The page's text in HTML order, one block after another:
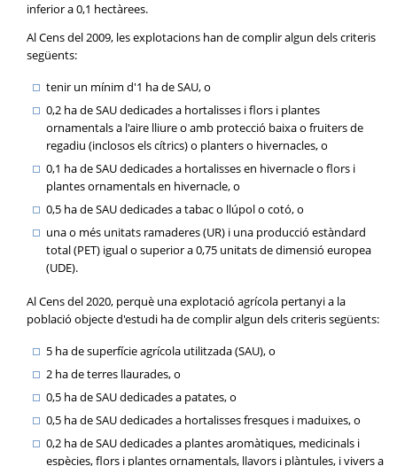
inferior a 0,1 hectàrees.
Al Cens del 2009, les explotacions han de complir algun dels criteris
següents:
tenir un mínim d'1 ha de SAU, o
0,2 ha de SAU dedicades a hortalisses i flors i plantes
ornamentals a l'aire lliure o amb protecció baixa o fruiters de
regadiu (inclosos els cítrics) o planters o hivernacles, o
0,1 ha de SAU dedicades a hortalisses en hivernacle o flors i
plantes ornamentals en hivernacle, o
0,5 ha de SAU dedicades a tabac o llúpol o cotó, o
una o més unitats ramaderes (UR) i una producció estàndard
total (PET) igual o superior a 0,75 unitats de dimensió europea
(UDE).
Al Cens del 2020, perquè una explotació agrícola pertanyi a la
població objecte d'estudi ha de complir algun dels criteris següents:
5 ha de superfície agrícola utilitzada (SAU), o
2 ha de terres llaurades, o
0,5 ha de SAU dedicades a patates, o
0,5 ha de SAU dedicades a hortalisses fresques i maduixes, o
0,2 ha de SAU dedicades a plantes aromàtiques, medicinals i
espècies, flors i plantes ornamentals, llavors i plàntules, i vivers a